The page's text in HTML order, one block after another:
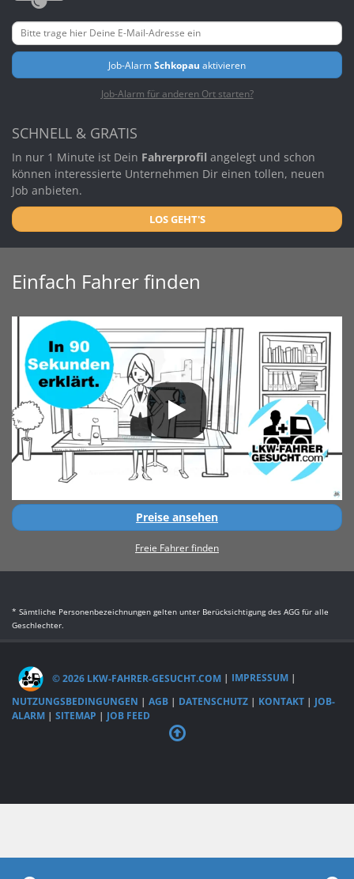
Job-AlarmSchkopau aktivieren
Job-Alarm für anderen Ort starten?
SCHNELL & GRATIS
In nur 1 Minute ist Dein Fahrerprofil angelegt und schon
können interessierte Unternehmen Dir einen tollen, neuen
Job anbieten.
LOS GEHT'S
Einfach Fahrer finden
Preise ansehen
Freie Fahrer finden
* Sämtliche Personenbezeichnungen gelten unter Berücksichtigung des AGG für alle
Geschlechter.
© 2026 LKW-FAHRER-GESUCHT.COM | IMPRESSUM |
NUTZUNGSBEDINGUNGEN | AGB | DATENSCHUTZ | KONTAKT | JOB-
ALARM | SITEMAP | JOB FEED